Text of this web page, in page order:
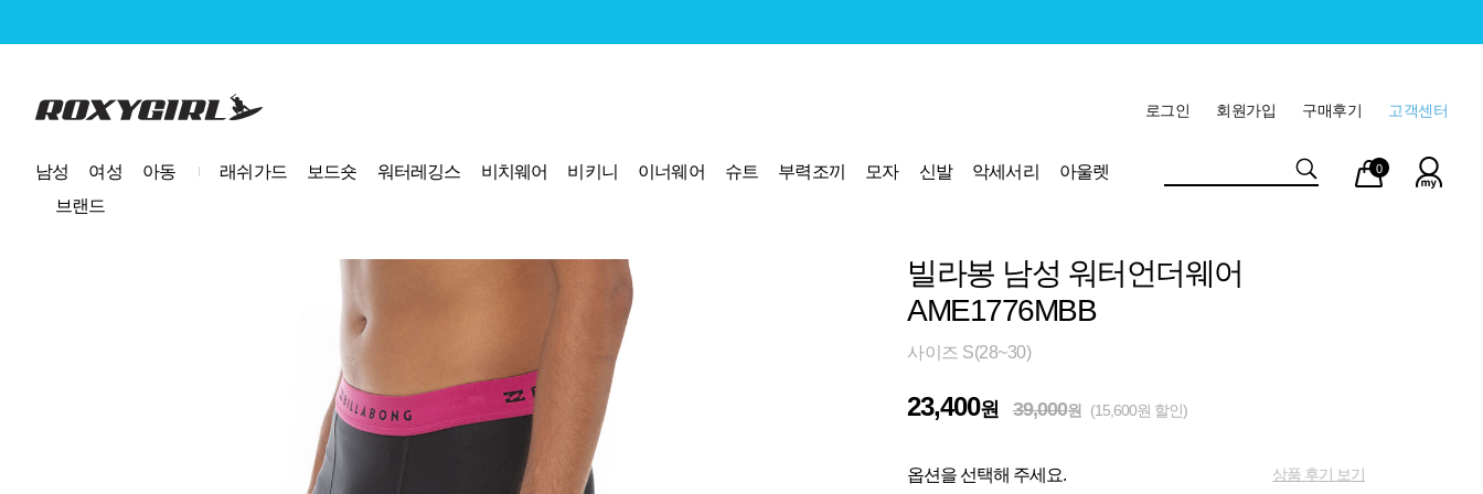
로고 고객센터
구매후기
회원가입
로그인
남성 여성 아동 래쉬가드 보드숏 워터레깅스 비치웨어 비키니 이너웨어 슈트 부력조끼 모자 신발 악세서리
아울렛
브랜드
마이
페이
장바
구니
0
빌라봉 남성 워터언더웨어
AME1776MBB
사이즈 S(28~30)
23,400원 39,000원 (15,600원 할인)
옵션을 선택해 주세요. 상품 후기 보기